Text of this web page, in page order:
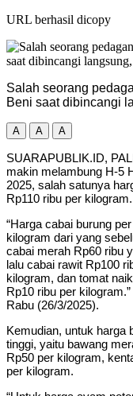
URL berhasil dicopy
Salah seorang
Beni saat dibincangi
A A A
SUARAPUBLIK.ID,
makin melambung H-5
2025, salah satunya
Rp110 ribu per kilogram.
“Harga cabai burung
kilogram dari yang
cabai merah Rp60 ribu
lalu cabai rawit Rp100
kilogram, dan tomat
Rp10 ribu per
Rabu (26/3/2025).
Kemudian, untuk harga
tinggi, yaitu bawang
Rp50 per kilogram,
per kilogram.